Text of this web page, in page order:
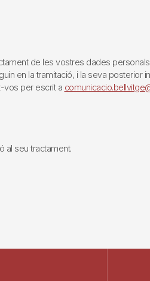
de les vostres dades
en la tramitació, i la seva
vos per escrit a
al seu tractament.